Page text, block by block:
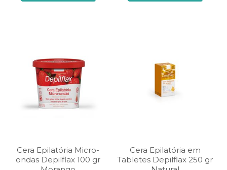
Cera Epilatória Micro-
ondas Depilflax 100 gr
Cera Epilatória em
Tabletes Depilflax 250 gr